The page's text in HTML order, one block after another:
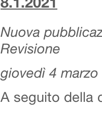
Nuova
Revisione
giovedì 4 marzo
A seguito della